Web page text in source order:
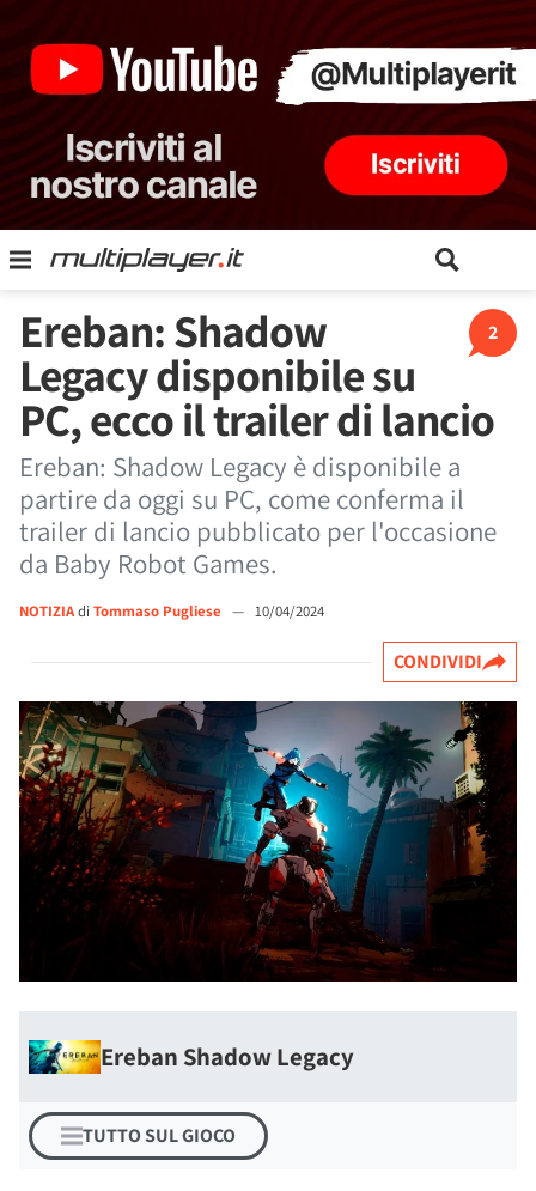
2
Ereban: Shadow
Legacy disponibile su
PC, ecco il trailer di lancio
Ereban: Shadow Legacy è disponibile a
partire da oggi su PC, come conferma il
trailer di lancio pubblicato per l'occasione
da Baby Robot Games.
NOTIZIAdi Tommaso Pugliese — 10/04/2024
CONDIVIDI
Ereban Shadow Legacy
TUTTO SUL GIOCO